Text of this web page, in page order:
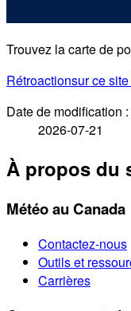
Trouvez la carte de
Rétroactionsur ce
Date de modification :
2026-07-21
À propos du
Météo au Canada
Contactez-nous
Outils et
Carrières